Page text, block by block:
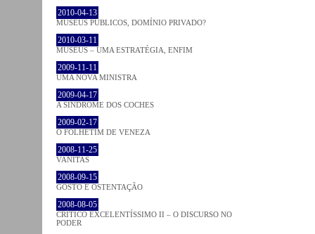
2010-04-13
MUSEUS PÚBLICOS, DOMÍNIO PRIVADO?
2010-03-11
MUSEUS – UMA ESTRATÉGIA, ENFIM
2009-11-11
UMA NOVA MINISTRA
2009-04-17
A SÍNDROME DOS COCHES
2009-02-17
O FOLHETIM DE VENEZA
2008-11-25
VANITAS
2008-09-15
GOSTO E OSTENTAÇÃO
2008-08-05
CRÍTICO EXCELENTÍSSIMO II – O DISCURSO NO
PODER